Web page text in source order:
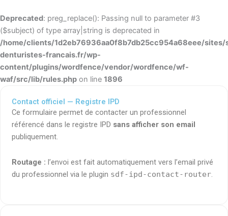
Deprecated: preg_replace(): Passing null to parameter #3
($subject) of type array|string is deprecated in
/home/clients/1d2eb76936aa0f8b7db25cc954a68eee/
denturistes-francais.fr/wp-
content/plugins/wordfence/vendor/wordfence/wf-
waf/src/lib/rules.php on line 1896
Contact officiel — Registre IPD
Ce formulaire permet de contacter un professionnel
référencé dans le registre IPD sans afficher son email
publiquement.
Routage : l’envoi est fait automatiquement vers l’email privé
du professionnel via le plugin sdf-ipd-contact-router